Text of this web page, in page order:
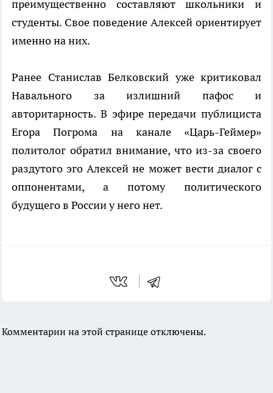
преимущественно составляют школьники и
студенты. Свое поведение Алексей ориентирует
именно на них.
Ранее Станислав Белковский уже критиковал
Навального за излишний пафос и
авторитарность. В эфире передачи публициста
Егора Погрома на канале «Царь-Геймер»
политолог обратил внимание, что из-за своего
раздутого эго Алексей не может вести диалог с
оппонентами, а потому политического
будущего в России у него нет.
Комментарии на этой странице отключены.